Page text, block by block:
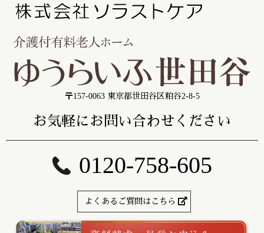
〒157-0063 東京都世田谷区粕谷2-8-5
お気軽にお問い合わせください
0120-758-605
よくあるご質問はこちら